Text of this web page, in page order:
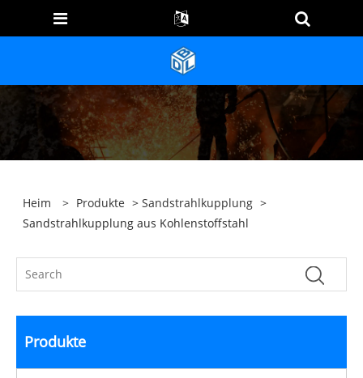
Heim > Produkte >Sandstrahlkupplung >
Sandstrahlkupplung aus Kohlenstoffstahl
Produkte